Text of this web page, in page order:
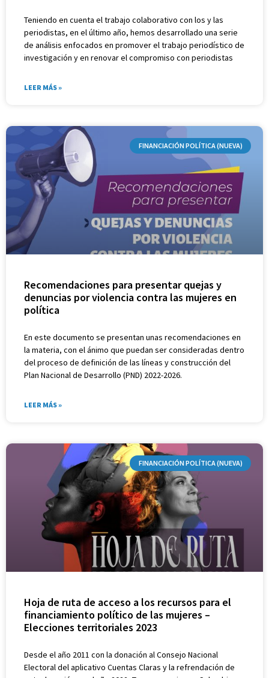
Teniendo en cuenta el trabajo colaborativo con los y las
periodistas, en el último año, hemos desarrollado una serie
de análisis enfocados en promover el trabajo periodístico de
investigación y en renovar el compromiso con periodistas
LEER MÁS »
FINANCIACIÓN POLÍTICA (NUEVA)
Recomendaciones para presentar quejas y
denuncias por violencia contra las mujeres en
política
En este documento se presentan unas recomendaciones en
la materia, con el ánimo que puedan ser consideradas dentro
del proceso de definición de las líneas y construcción del
Plan Nacional de Desarrollo (PND) 2022-2026.
LEER MÁS »
FINANCIACIÓN POLÍTICA (NUEVA)
Hoja de ruta de acceso a los recursos para el
financiamiento político de las mujeres –
Elecciones territoriales 2023
Desde el año 2011 con la donación al Consejo Nacional
Electoral del aplicativo Cuentas Claras y la refrendación de